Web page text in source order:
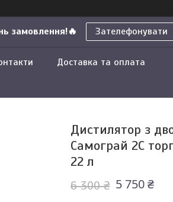
замовлення!🔥 Зателефонувати
Доставка та оплата
Дистилятор з
Самограй 2С
22 л
6 300 ₴ 5 750 ₴